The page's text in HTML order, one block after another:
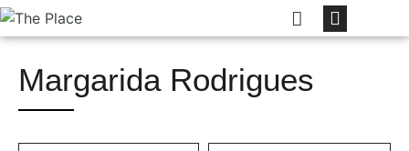
Margarida Rodrigues